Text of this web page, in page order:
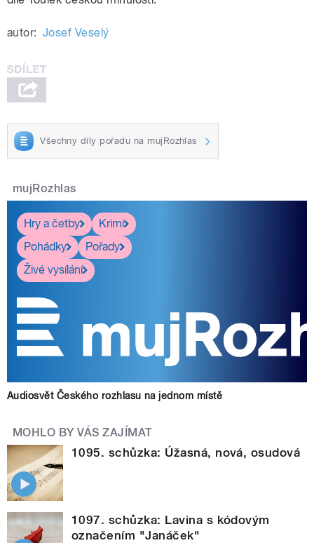
autor: Josef Veselý
Všechny díly pořadu na mujRozhlas
mujRozhlas
Hry a četby
Krimi
Pohádky
Pořady
Živé vysílání
Audiosvět Českého rozhlasu na jednom místě
MOHLO BY VÁS ZAJÍMAT
1095. schůzka: Úžasná, nová, osudová
1097. schůzka: Lavina s kódovým
označením "Janáček"